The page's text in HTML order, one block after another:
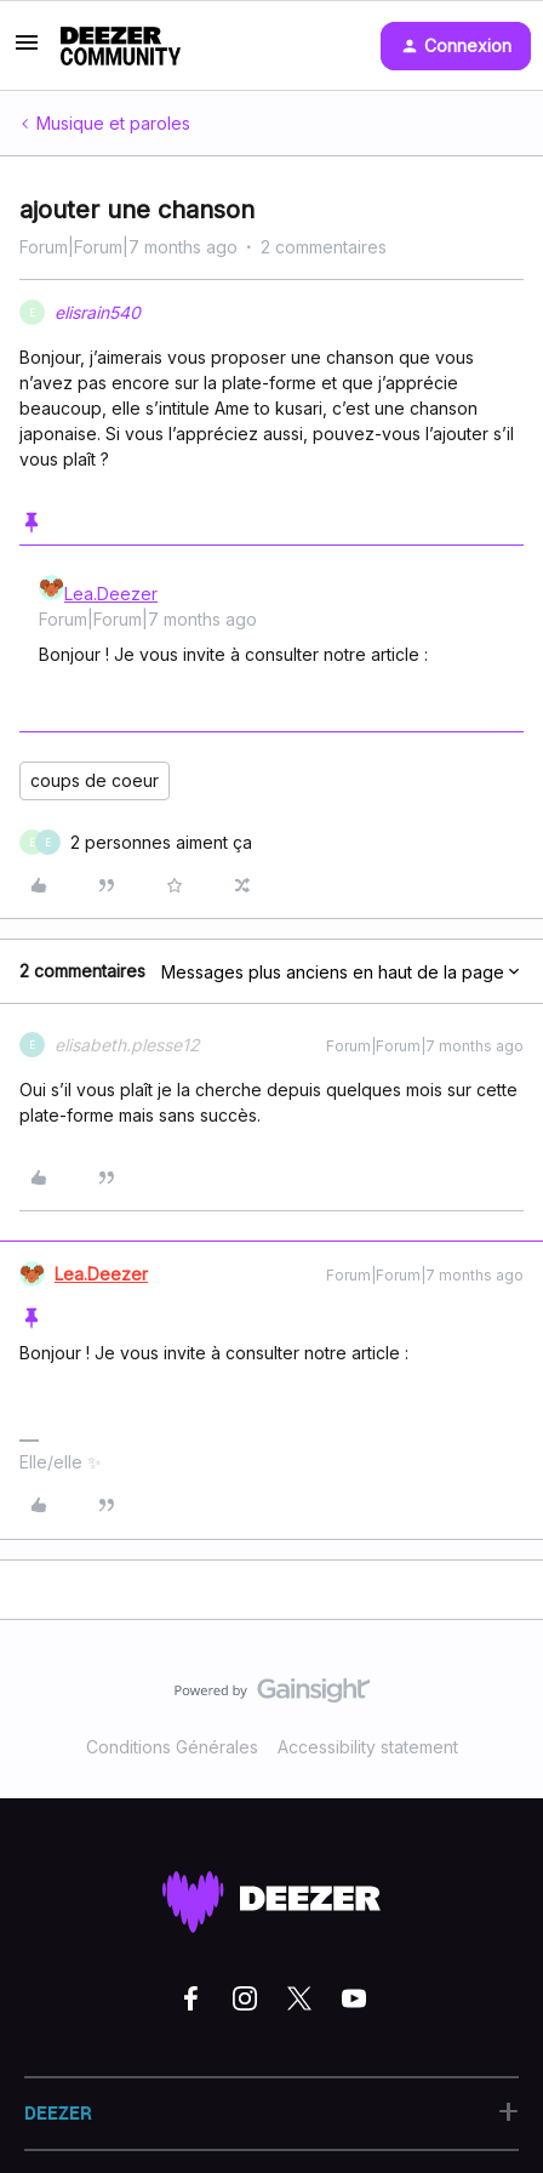
Connexion
Musique et paroles
ajouter une chanson
Forum|Forum|7 months ago 2 commentaires
E elisrain540
Bonjour, j’aimerais vous proposer une chanson que vous
n’avez pas encore sur la plate-forme et que j’apprécie
beaucoup, elle s’intitule Ame to kusari, c’est une chanson
japonaise. Si vous l’appréciez aussi, pouvez-vous l’ajouter s’il
vous plaît ?
Lea.Deezer
Forum|Forum|7 months ago
Bonjour ! Je vous invite à consulter notre article :
coups de coeur
E E 2 personnes aiment ça
2 commentaires Messages plus anciens en haut de la page
E elisabeth.plesse12 Forum|Forum|7 months ago
Oui s’il vous plaît je la cherche depuis quelques mois sur cette
plate-forme mais sans succès.
Lea.Deezer Forum|Forum|7 months ago
Bonjour ! Je vous invite à consulter notre article :
Elle/elle ✨
Conditions Générales Accessibility statement
DEEZER +